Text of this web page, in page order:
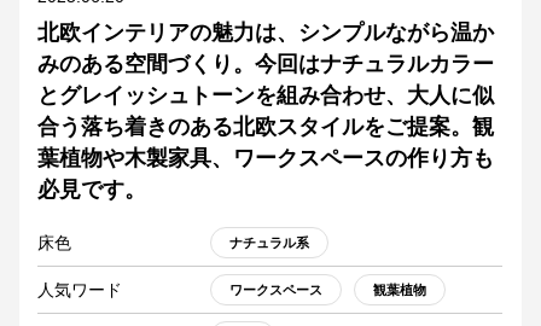
北欧インテリアの魅力は、シンプルながら温か
みのある空間づくり。今回はナチュラルカラー
とグレイッシュトーンを組み合わせ、大人に似
合う落ち着きのある北欧スタイルをご提案。観
葉植物や木製家具、ワークスペースの作り方も
必見です。
床色 ナチュラル系
人気ワード ワークスペース 観葉植物